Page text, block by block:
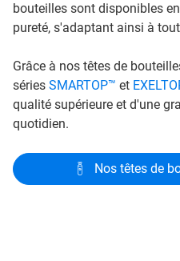
bouteilles sont disponibles
pureté, s'adaptant ainsi à
Grâce à nos têtes de
séries SMARTOP™ et
qualité supérieure et d'une
quotidien.
Nos têtes de